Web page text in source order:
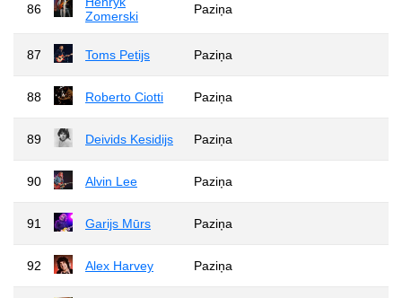
86
Zomerski
Paziņa
87 Toms Petijs Paziņa
88 Roberto Ciotti Paziņa
89 Deivids Kesidijs Paziņa
90 Alvin Lee Paziņa
91 Garijs Mūrs Paziņa
92 Alex Harvey Paziņa